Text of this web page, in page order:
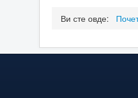
Ви сте овде: